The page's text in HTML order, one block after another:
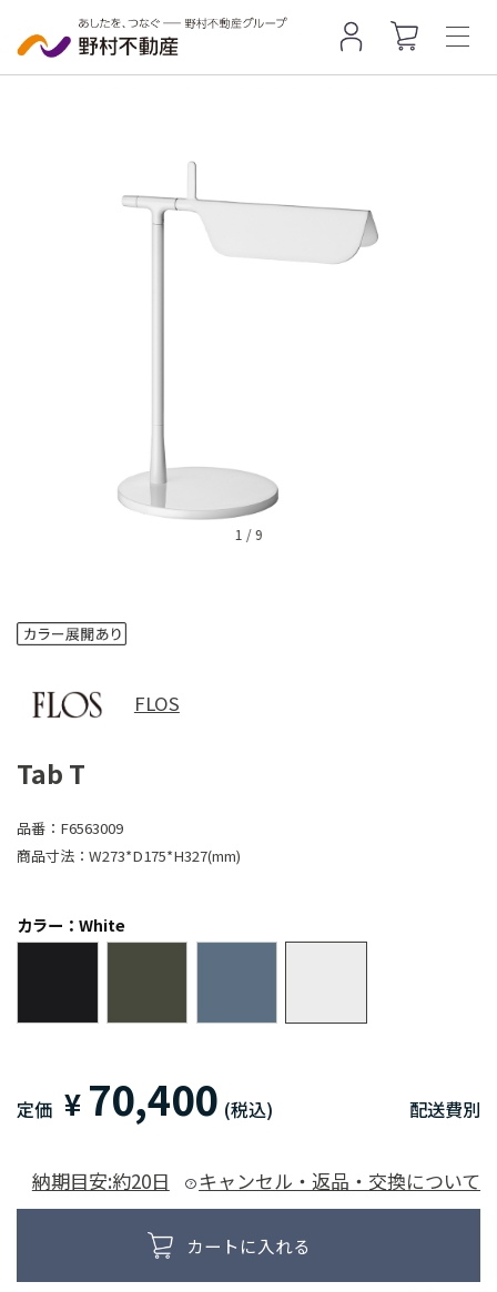
1 /9
FLOS
Tab T
品番： F6563009
商品寸法： W273*D175*H327(mm)
カラー：White
定価 ¥ 70,400 (税込) 配送費別
納期目安:約20日 キャンセル・返品・交換について